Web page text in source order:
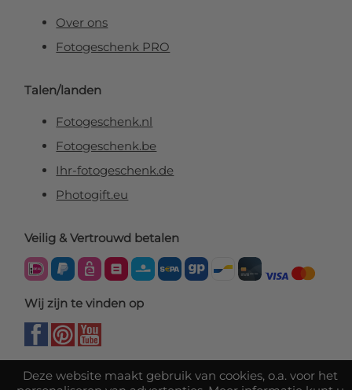
Deze website maakt gebruik van cookies, o.a. voor het
Over ons
Fotogeschenk PRO
Talen/landen
Fotogeschenk.nl
Fotogeschenk.be
Ihr-fotogeschenk.de
Photogift.eu
Veilig & Vertrouwd betalen
Wij zijn te vinden op